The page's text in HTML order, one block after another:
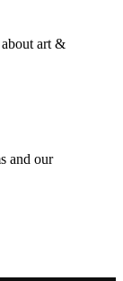
art &
and our